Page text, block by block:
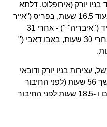
יורק (אירופלוט, דלתא
איירליינס), אז אתה תהיה בבית בעוד 16.5 שעות, בפריס ("אייר
פראנס") - אחרי 14 שעות, במדריד ("איבריה" ") - אחרי 31
שעות, באמסטרדם (" KLM ") - אחרי 30 שעות, באבו דאבי ("
בניו יורק ודובאי
יאריכו את נסיעת האוויר שלך למשך 56 שעות (לפני החיבור
הראשון יהיו לך 15 שעות במילואים ו -18.5 שעות לפני החיבור